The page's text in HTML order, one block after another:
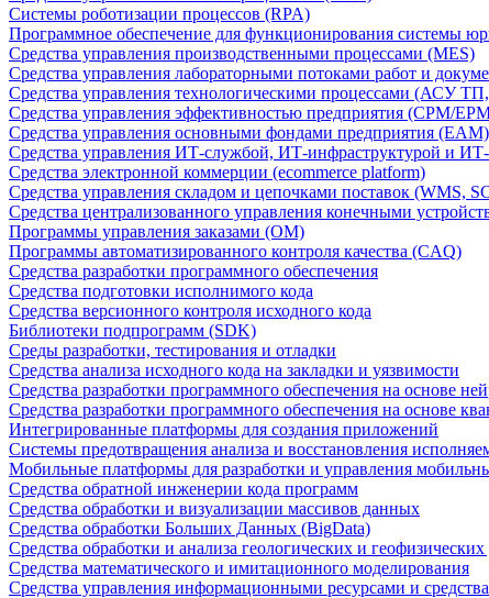
Системы роботизации процессов (RPA)
Программное обеспечение для функционирования системы
Средства управления производственными процессами (MES)
Средства управления лабораторными потоками работ и
Средства управления технологическими процессами (АСУ
Средства управления эффективностью предприятия (CPM/
Средства управления основными фондами предприятия (EAM)
Средства управления ИТ-службой, ИТ-инфраструктурой и
Средства электронной коммерции (ecommerce platform)
Средства управления складом и цепочками поставок (WMS,
Средства централизованного управления конечными
Программы управления заказами (OM)
Программы автоматизированного контроля качества (CAQ)
Средства разработки программного обеспечения
Средства подготовки исполнимого кода
Средства версионного контроля исходного кода
Библиотеки подпрограмм (SDK)
Среды разработки, тестирования и отладки
Средства анализа исходного кода на закладки и уязвимости
Средства разработки программного обеспечения на основе
Средства разработки программного обеспечения на основе
Интегрированные платформы для создания приложений
Системы предотвращения анализа и восстановления
Мобильные платформы для разработки и управления
Средства обратной инженерии кода программ
Средства обработки и визуализации массивов данных
Средства обработки Больших Данных (BigData)
Средства обработки и анализа геологических и
Средства математического и имитационного моделирования
Средства управления информационными ресурсами и